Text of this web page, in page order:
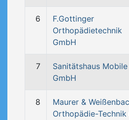
6
F.Gottinger
Orthopädietechnik
GmbH
7
Sanitätshaus Mobile
GmbH
8
Maurer &
Orthopädie-Technik